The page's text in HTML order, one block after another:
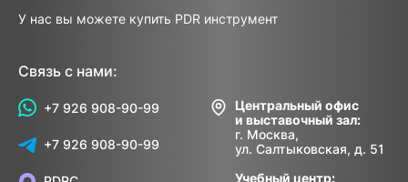
У нас вы можете купить PDR инструмент
Связь с нами:
+7 926 908-90-99
+7 926 908-90-99
Центральный офис
и выставочный зал:
г. Москва,
ул. Салтыковская, д. 51
Учебный центр: